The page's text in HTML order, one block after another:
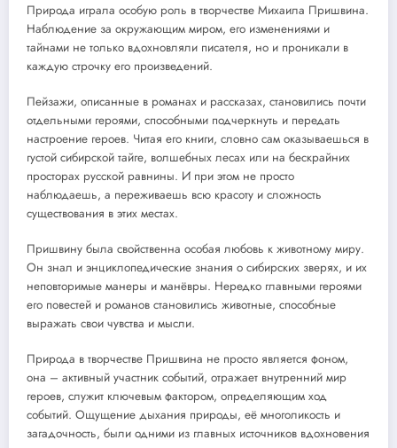
Природа играла особую роль в творчестве Михаила Пришвина.
Наблюдение за окружающим миром, его изменениями и
тайнами не только вдохновляли писателя, но и проникали в
каждую строчку его произведений.
Пейзажи, описанные в романах и рассказах, становились почти
отдельными героями, способными подчеркнуть и передать
настроение героев. Читая его книги, словно сам оказываешься в
густой сибирской тайге, волшебных лесах или на бескрайних
просторах русской равнины. И при этом не просто
наблюдаешь, а переживаешь всю красоту и сложность
существования в этих местах.
Пришвину была свойственна особая любовь к животному миру.
Он знал и энциклопедические знания о сибирских зверях, и их
неповторимые манеры и манёвры. Нередко главными героями
его повестей и романов становились животные, способные
выражать свои чувства и мысли.
Природа в творчестве Пришвина не просто является фоном,
она – активный участник событий, отражает внутренний мир
героев, служит ключевым фактором, определяющим ход
событий. Ощущение дыхания природы, её многоликость и
загадочность, были одними из главных источников вдохновения